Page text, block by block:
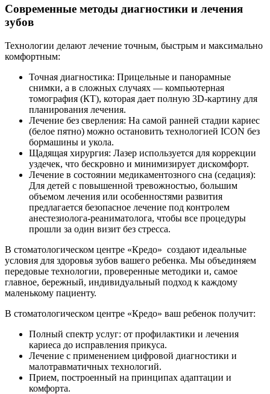
Современные методы диагностики и лечения
зубов
Технологии делают лечение точным, быстрым и максимально
комфортным:
Точная диагностика: Прицельные и панорамные
снимки, а в сложных случаях — компьютерная
томография (КТ), которая дает полную 3D-картину для
планирования лечения.
Лечение без сверления: На самой ранней стадии кариес
(белое пятно) можно остановить технологией ICON без
бормашины и укола.
Щадящая хирургия: Лазер используется для коррекции
уздечек, что бескровно и минимизирует дискомфорт.
Лечение в состоянии медикаментозного сна (седация):
Для детей с повышенной тревожностью, большим
объемом лечения или особенностями развития
предлагается безопасное лечение под контролем
анестезиолога-реаниматолога, чтобы все процедуры
прошли за один визит без стресса.
В стоматологическом центре «Кредо» создают идеальные
условия для здоровья зубов вашего ребенка. Мы объединяем
передовые технологии, проверенные методики и, самое
главное, бережный, индивидуальный подход к каждому
маленькому пациенту.
В стоматологическом центре «Кредо» ваш ребенок получит:
Полный спектр услуг: от профилактики и лечения
кариеса до исправления прикуса.
Лечение с применением цифровой диагностики и
малотравматичных технологий.
Прием, построенный на принципах адаптации и
комфорта.